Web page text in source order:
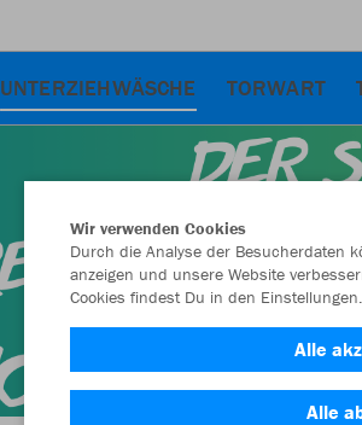
UNTERZIEHWÄSCHE TORWART
Wir verwenden Cookies
Durch die Analyse der Besucherdaten
anzeigen und unsere Website
Cookies findest Du in den Einstellungen.
Alle
Alle